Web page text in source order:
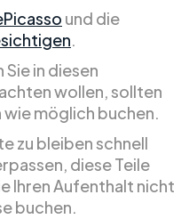
und die
.
Sie in diesen
wollen, sollten
möglich buchen.
zu bleiben schnell
diese Teile
Ihren Aufenthalt nicht
buchen.